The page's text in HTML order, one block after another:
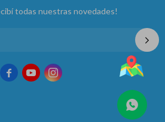
todas nuestras novedades!
  